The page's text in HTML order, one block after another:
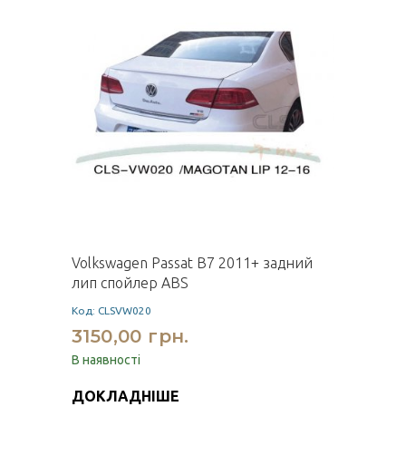
Volkswagen Passat B7 2011+ задний
лип спойлер ABS
Код: CLSVW020
3150,00 грн.
В наявності
ДОКЛАДНІШЕ